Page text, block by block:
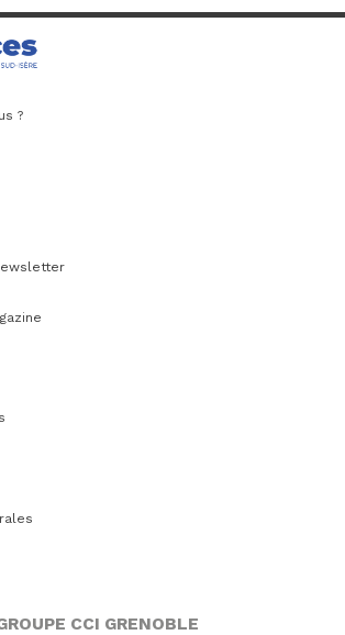
?
CCI GRENOBLE